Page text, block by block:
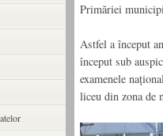
Primăriei
Astfel a început
început sub
examenele
liceu din zona de